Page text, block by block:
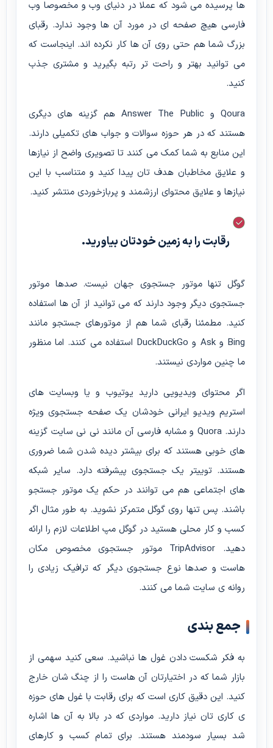
ها پرسیده می شود که عملا در دنیای وب و مخصوصا وب
فارسی هیچ صفحه ای در مورد آن ها وجود ندارد. رقبای
بزرگ شما هم حتی روی آن ها کار نکرده اند. اینجاست که
می توانید بهتر و راحت تر رتبه بگیرید و مشتری جذب
کنید.
Qoura و Answer The Public هم گزینه های دیگری
هستند که در هر حوزه سوالات و جواب های تکمیلی دارند.
این منابع به شما کمک می کنند تا تصویری واضح از نیازها
و علایق مخاطبان هدف تان پیدا کنید و متناسب با این
نیازها و علایق محتوای ارزشمند و پربازخوردی منتشر کنید.
رقابت را به زمین خودتان بیاورید.
گوگل تنها موتور جستجوی جهان نیست. صدها موتور
جستجوی دیگر وجود دارند که می توانید از آن ها استفاده
کنید. مطمئنا رقبای شما هم از موتورهای جستجو مانند
Bing و Ask و DuckDuckGo استفاده می کنند. اما منظور
ما چنین مواردی نیستند.
اگر محتوای ویدیویی دارید یوتیوب و یا وبسایت های
استریم ویدیو ایرانی خودشان یک صفحه جستجوی ویژه
دارند. Quora و مشابه فارسی آن مانند نی نی سایت گزینه
های خوبی هستند که برای بیشتر دیده شدن شما ضروری
هستند. توییتر یک جستجوی پیشرفته دارد. سایر شبکه
های اجتماعی هم می توانند در حکم یک موتور جستجو
باشند. پس تنها روی گوگل متمرکز نشوید. به طور مثال اگر
کسب و کار محلی هستید در گوگل مپ اطلاعات لازم را ارائه
دهید. TripAdvisor موتور جستجوی مخصوص مکان
هاست و صدها نوع جستجوی دیگر که ترافیک زیادی را
روانه ی سایت شما می کنند.
جمع بندی
به فکر شکست دادن غول ها نباشید. سعی کنید سهمی از
بازار شما که در اختیارتان آن هاست را از چنگ شان خارج
کنید. این دقیق کاری است که برای رقابت با غول های حوزه
ی کاری تان نیاز دارید. مواردی که در بالا به آن ها اشاره
شد بسیار سودمند هستند. برای تمام کسب و کارهای